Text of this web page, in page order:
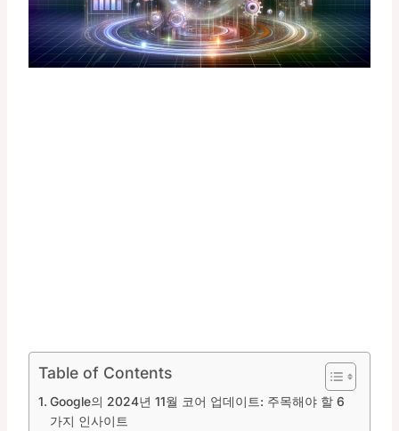
Table of Contents
Google의 2024년 11월 코어 업데이트: 주목해야 할 6
가지 인사이트